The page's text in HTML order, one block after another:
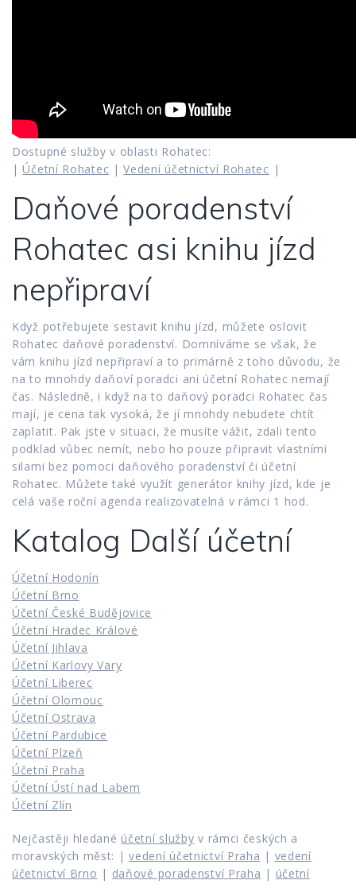
Dostupné služby v oblasti Rohatec:
| Účetní Rohatec |Vedení účetnictví Rohatec |
Daňové poradenství
Rohatec asi knihu jízd
nepřipraví
Když potřebujete sestavit knihu jízd, můžete oslovit
Rohatec daňové poradenství. Domníváme se však, že
vám knihu jízd nepřipraví a to primárně z toho důvodu, že
na to mnohdy daňoví poradci ani účetní Rohatec nemají
čas. Následně, i když na to daňový poradci Rohatec čas
mají, je cena tak vysoká, že jí mnohdy nebudete chtít
zaplatit. Pak jste v situaci, že musíte vážit, zdali tento
podklad vůbec nemít, nebo ho pouze připravit vlastními
silami bez pomoci daňového poradenství či účetní
Rohatec. Můžete také využít generátor knihy jízd, kde je
celá vaše roční agenda realizovatelná v rámci 1 hod.
Katalog Další účetní
Účetní Hodonín
Účetní Brno
Účetní České Budějovice
Účetní Hradec Králové
Účetní Jihlava
Účetní Karlovy Vary
Účetní Liberec
Účetní Olomouc
Účetní Ostrava
Účetní Pardubice
Účetní Plzeň
Účetní Praha
Účetní Ústí nad Labem
Účetní Zlín
Nejčastěji hledané účetní služby v rámci českých a
moravských měst: |vedení účetnictví Praha | vedení
účetnictví Brno | daňové poradenství Praha | účetní